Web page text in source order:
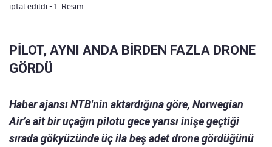
iptal edildi - 1. Resim
PİLOT, AYNI ANDA BİRDEN FAZLA DRONE
GÖRDÜ
Haber ajansı NTB'nin aktardığına göre, Norwegian
Air’e ait bir uçağın pilotu gece yarısı inişe geçtiği
sırada gökyüzünde üç ila beş adet drone gördüğünü